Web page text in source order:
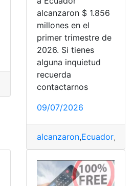
Web
alcanzaron $ 1.856
millones en el
primer trimestre de
2026. Si tienes
alguna inquietud
recuerda
contactarnos
09/07/2026
alcanzaron,Ecuador,